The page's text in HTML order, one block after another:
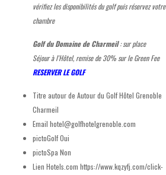
vérifiez les disponibilités du golf puis réservez votre
chambre
Golf du Domaine de Charmeil: sur place
Séjour à l'Hôtel, remise de 30% sur le Green Fee
RESERVER LE GOLF
Titre autour de Autour du Golf Hôtel Grenoble
Charmeil
Email hotel@golfhotelgrenoble.com
pictoGolfOui
pictoSpa Non
Lien Hotels.com https://www.kqzyfj.com/click-